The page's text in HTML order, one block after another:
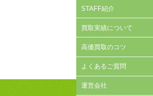
STAFF紹介
買取実績について
高価買取のコツ
よくあるご質問
運営会社